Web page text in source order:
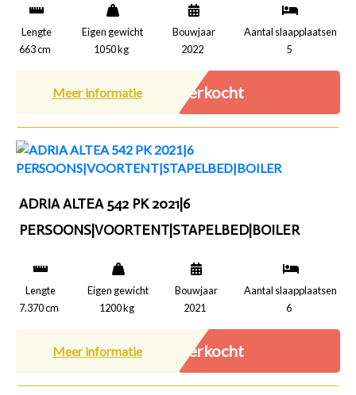
Lengte
663 cm
Eigen gewicht
1050 kg
Bouwjaar
2022
Aantal slaapplaatsen
5
Meer informatie Verkocht
ADRIA ALTEA 542 PK 2021|6
PERSOONS|VOORTENT|STAPELBED|BOILER
Lengte
7.370 cm
Eigen gewicht
1200 kg
Bouwjaar
2021
Aantal slaapplaatsen
6
Meer informatie Verkocht